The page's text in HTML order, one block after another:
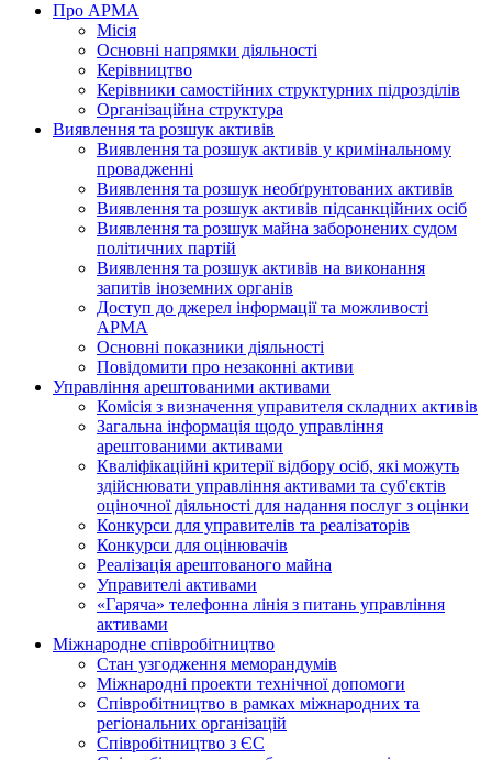
Про АРМА
Місія
Основні напрямки діяльності
Керівництво
Керівники самостійних структурних підрозділів
Організаційна структура
Виявлення та розшук активів
Виявлення та розшук активів у кримінальному
провадженні
Виявлення та розшук необґрунтованих активів
Виявлення та розшук активів підсанкційних осіб
Виявлення та розшук майна заборонених судом
політичних партій
Виявлення та розшук активів на виконання
запитів іноземних органів
Доступ до джерел інформації та можливості
АРМА
Основні показники діяльності
Повідомити про незаконні активи
Управління арештованими активами
Комісія з визначення управителя складних активів
Загальна інформація щодо управління
арештованими активами
Кваліфікаційні критерії відбору осіб, які можуть
здiйснювати управління активами та суб'єктів
оціночної діяльності для надання послуг з оцінки
Конкурси для управителів та реалізаторів
Конкурси для оцінювачів
Реалізація арештованого майна
Управителі активами
«Гаряча» телефонна лінія з питань управління
активами
Міжнародне співробітництво
Стан узгодження меморандумів
Міжнародні проекти технічної допомоги
Співробітництво в рамках міжнародних та
регіональних організацій
Співробітництво з ЄС